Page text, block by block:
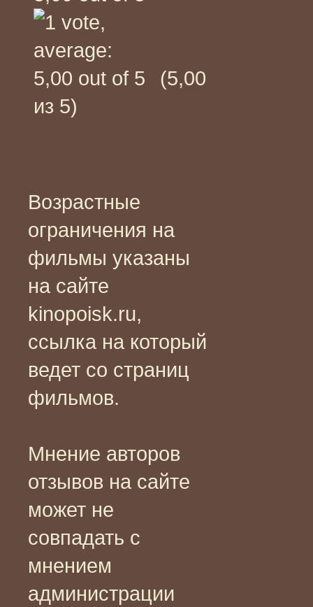
(5,00
из 5)
Возрастные
ограничения на
фильмы указаны
на сайте
kinopoisk.ru,
ссылка на который
ведет со страниц
фильмов.
Мнение авторов
отзывов на сайте
может не
совпадать с
мнением
администрации